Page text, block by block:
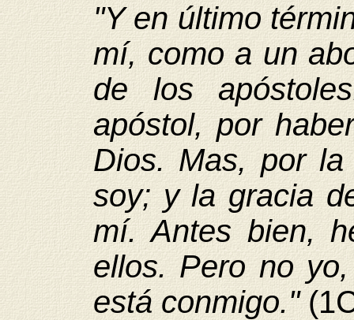
"Y en último
mí, como a un
de los
apóstol, por
Dios. Mas, por
soy; y la gracia
mí. Antes bien,
ellos. Pero no
está conmigo."